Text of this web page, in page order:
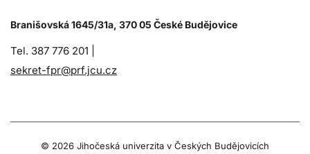
Branišovská 1645/31a, 370 05 České Budějovice
Tel. 387 776 201 |
sekret-fpr@prf.jcu.cz
© 2026 Jihočeská univerzita v Českých Budějovicích